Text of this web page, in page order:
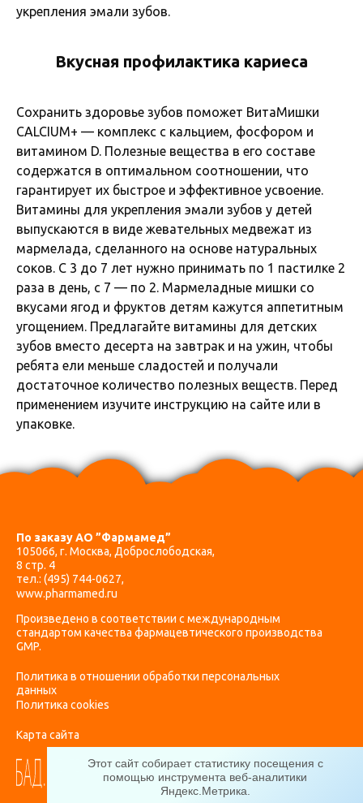
укрепления эмали зубов.
Вкусная профилактика кариеса
Сохранить здоровье зубов поможет ВитаМишки
CALCIUM+ — комплекс с кальцием, фосфором и
витамином D. Полезные вещества в его составе
содержатся в оптимальном соотношении, что
гарантирует их быстрое и эффективное усвоение.
Витамины для укрепления эмали зубов у детей
выпускаются в виде жевательных медвежат из
мармелада, сделанного на основе натуральных
соков. С 3 до 7 лет нужно принимать по 1 пастилке 2
раза в день, с 7 — по 2. Мармеладные мишки со
вкусами ягод и фруктов детям кажутся аппетитным
угощением. Предлагайте витамины для детских
зубов вместо десерта на завтрак и на ужин, чтобы
ребята ели меньше сладостей и получали
достаточное количество полезных веществ. Перед
применением изучите инструкцию на сайте или в
упаковке.
Этот сайт собирает статистику посещения с
помощью инструмента веб-аналитики
Яндекс.Метрика
По заказу АО ”Фармамед”
105066, г. Москва, Доброслободская,
8 стр. 4
тел.: (495) 744-0627,
www.pharmamed.ru
Произведено в соответствии с международным
стандартом качества фармацевтического производства
GMP.
Политика в отношении обработки персональных
данных
Политика cookies
Карта сайта